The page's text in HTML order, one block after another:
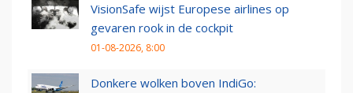
VisionSafe wijst Europese airlines op
gevaren rook in de cockpit
01-08-2026, 8:00
Donkere wolken boven IndiGo: